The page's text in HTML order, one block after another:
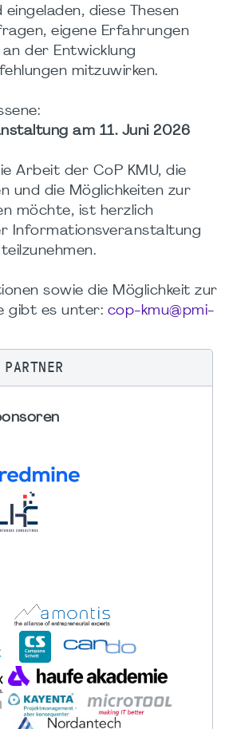
diese Thesen
eigene Erfahrungen
der Entwicklung
mitzuwirken.
am 11. Juni 2026
Arbeit der CoP KMU, die
und die Möglichkeiten zur
möchte, ist herzlich
Informationsveranstaltung
sowie die Möglichkeit zur
gibt es unter: cop-kmu@pmi-